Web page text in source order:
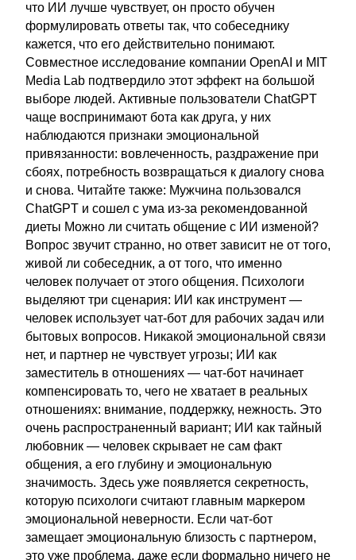
что ИИ лучше чувствует, он просто обучен
формулировать ответы так, что собеседнику
кажется, что его действительно понимают.
Совместное исследование компании OpenAI и MIT
Media Lab подтвердило этот эффект на большой
выборе людей. Активные пользователи ChatGPT
чаще воспринимают бота как друга, у них
наблюдаются признаки эмоциональной
привязанности: вовлеченность, раздражение при
сбоях, потребность возвращаться к диалогу снова
и снова. Читайте также: Мужчина пользовался
ChatGPT и сошел с ума из-за рекомендованной
диеты Можно ли считать общение с ИИ изменой?
Вопрос звучит странно, но ответ зависит не от того,
живой ли собеседник, а от того, что именно
человек получает от этого общения. Психологи
выделяют три сценария: ИИ как инструмент —
человек использует чат-бот для рабочих задач или
бытовых вопросов. Никакой эмоциональной связи
нет, и партнер не чувствует угрозы; ИИ как
заместитель в отношениях — чат-бот начинает
компенсировать то, чего не хватает в реальных
отношениях: внимание, поддержку, нежность. Это
очень распространенный вариант; ИИ как тайный
любовник — человек скрывает не сам факт
общения, а его глубину и эмоциональную
значимость. Здесь уже появляется секретность,
которую психологи считают главным маркером
эмоциональной неверности. Если чат-бот
замещает эмоциональную близость с партнером,
это уже проблема, даже если формально ничего не